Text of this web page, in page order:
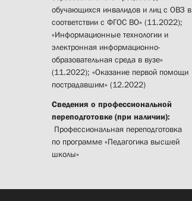
обучающихся инвалидов и лиц с ОВЗ в
соответствии с ФГОС ВО» (11.2022);
«Информационные технологии и
электронная информационно-
образовательная среда в вузе»
(11.2022); «Оказание первой помощи
пострадавшим» (12.2022)
Сведения о профессиональной
переподготовке (при наличии):
Профессиональная переподготовка
по программе «Педагогика высшей
школы»